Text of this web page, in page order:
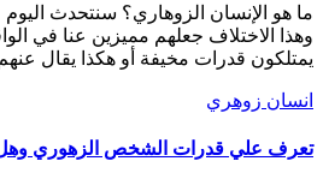
ما هو الإنسان الزوهاري؟ سنتحدث
وهذا الاختلاف جعلهم مميزين عنا في
يمتلكون قدرات مخيفة أو هكذا يقال
انسان زوهري
تعرف علي قدرات الشخص الزهوري